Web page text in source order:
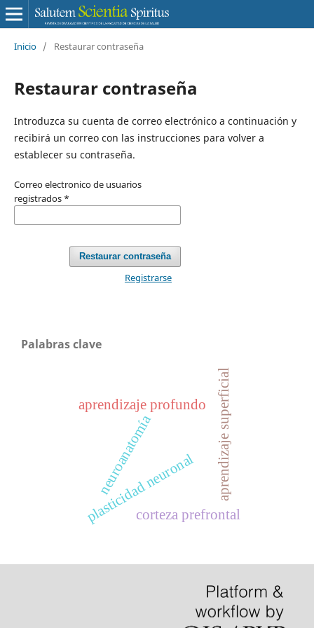
Inicio / Restaurar contraseña
Restaurar contraseña
Introduzca su cuenta de correo electrónico a continuación y
recibirá un correo con las instrucciones para volver a
establecer su contraseña.
Correo electronico de usuarios
registrados *
Restaurar contraseña
Registrarse
Palabras clave
neuroanatomía
aprendizaje profundo aprendizaje superficial
corteza prefrontal
plasticidad neuronal